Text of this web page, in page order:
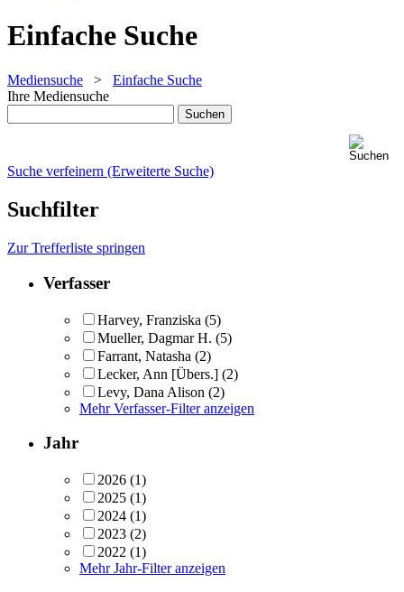
Einfache Suche
Mediensuche > Einfache Suche
Ihre Mediensuche
Suche verfeinern (Erweiterte Suche)
Suchfilter
Zur Trefferliste springen
Verfasser
Harvey, Franziska (5)
Mueller, Dagmar H. (5)
Farrant, Natasha (2)
Lecker, Ann [Übers.] (2)
Levy, Dana Alison (2)
Mehr Verfasser-Filter anzeigen
Jahr
2026 (1)
2025 (1)
2024 (1)
2023 (2)
2022 (1)
Mehr Jahr-Filter anzeigen